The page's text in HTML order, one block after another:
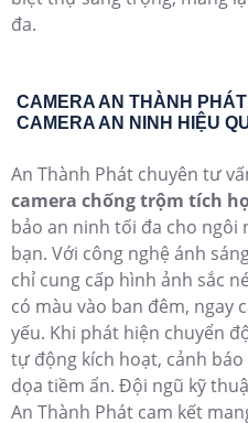
đa.
CAMERA AN THÀNH
CAMERA AN NINH HIỆU
An Thành Phát chuyên tư
camera chống trộm tích
bảo an ninh tối đa cho ngôi
bạn. Với công nghệ ánh
chỉ cung cấp hình ảnh sắc
có màu vào ban đêm, ngay
yếu. Khi phát hiện chuyển
tự động kích hoạt, cảnh
dọa tiềm ẩn. Đội ngũ kỹ
An Thành Phát cam kết